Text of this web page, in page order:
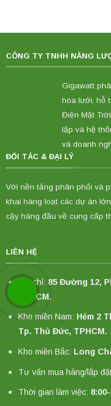
CÔNG TY TNHH NĂNG
Gigawatt
hòa lưới, hỗ
Điện Mặt
lập và hệ
và doanh
ĐỐI TÁC & ĐẠI LÝ
Với nền tảng phân phối và
khai hàng loạt các dự án
cậy hàng đầu về cung cấp
LIÊN HỆ
Địa chỉ: 85 Đường 12,
TPHCM.
Kho miền Nam: Hẻm 2
Tp. Thủ Đức, TPHCM.
Kho miền Bắc: Long
Tư vấn mua hàng/lắp
Thời gian làm việc: